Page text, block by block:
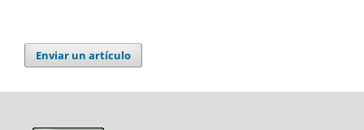
Enviar un artículo